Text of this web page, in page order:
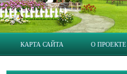
КАРТА САЙТА О ПРОЕКТЕ